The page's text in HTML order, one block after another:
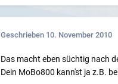
Geschrieben 10. November 2010
Das macht eben süchtig nach
Dein MoBo800 kann'st ja z.B.